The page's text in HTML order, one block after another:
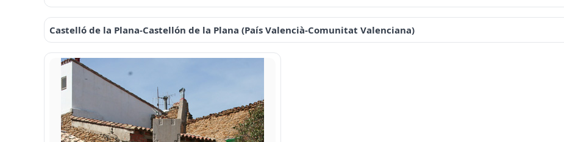
Castelló de la Plana-Castellón de la Plana (País Valencià-Comunitat Valenciana)